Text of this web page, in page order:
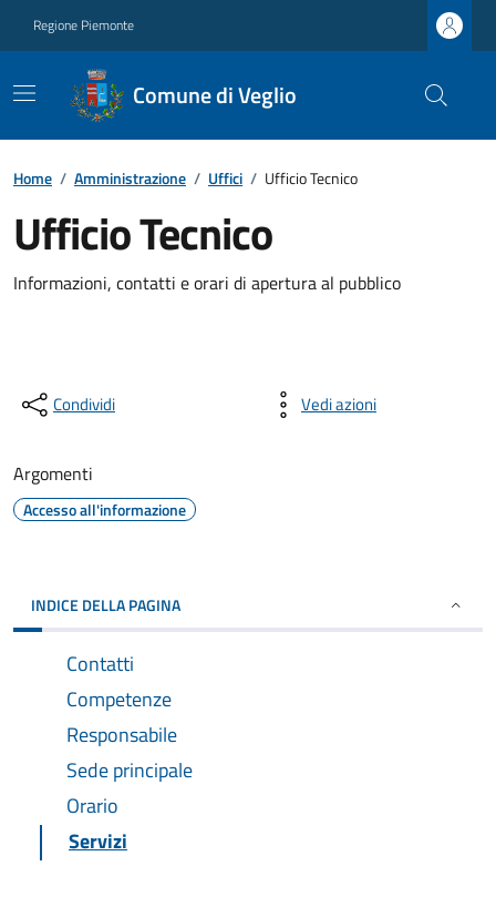
Regione Piemonte
Comune di Veglio
Home / Amministrazione / Uffici / Ufficio Tecnico
Ufficio Tecnico
Informazioni, contatti e orari di apertura al pubblico
Condividi Vedi azioni
Argomenti
Accesso all'informazione
INDICE DELLA PAGINA
Contatti
Competenze
Responsabile
Sede principale
Orario
Servizi